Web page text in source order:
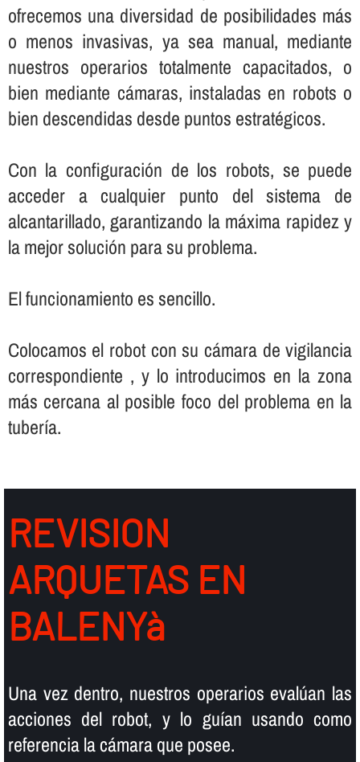
ofrecemos una diversidad de posibilidades más
o menos invasivas, ya sea manual, mediante
nuestros operarios totalmente capacitados, o
bien mediante cámaras, instaladas en robots o
bien descendidas desde puntos estratégicos.
Con la configuración de los robots, se puede
acceder a cualquier punto del sistema de
alcantarillado, garantizando la máxima rapidez y
la mejor solución para su problema.
El funcionamiento es sencillo.
Colocamos el robot con su cámara de vigilancia
correspondiente , y lo introducimos en la zona
más cercana al posible foco del problema en la
tuberí­a.
REVISION
ARQUETAS EN
BALENYà
Una vez dentro, nuestros operarios evalúan las
acciones del robot, y lo guí­an usando como
referencia la cámara que posee.